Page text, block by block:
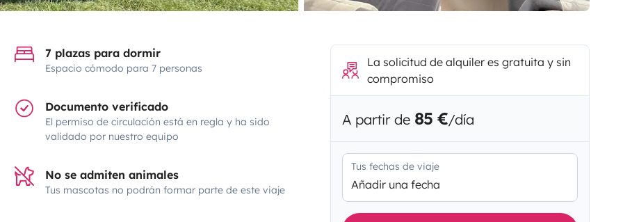
7 plazas para dormir
Espacio cómodo para 7 personas
Documento verificado
El permiso de circulación está en regla y ha sido
validado por nuestro equipo
No se admiten animales
Tus mascotas no podrán formar parte de este viaje
La solicitud de alquiler es gratuita y sin
compromiso
A partir de 85 €/día
Tus fechas de viaje
Añadir una fecha